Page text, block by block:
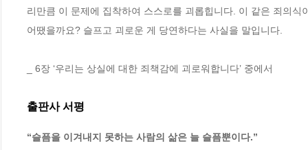
리만큼 이 문제에 집착하여 스스로를 괴롭힙니다. 이 같은 죄의
어땠을까요? 슬프고 괴로운 게 당연하다는 사실을 말입니다.
_ 6장 ‘우리는 상실에 대한 죄책감에 괴로워합니다’ 중에서
출판사 서평
“슬픔을 이겨내지 못하는 사람의 삶은 늘 슬픔뿐이다.”